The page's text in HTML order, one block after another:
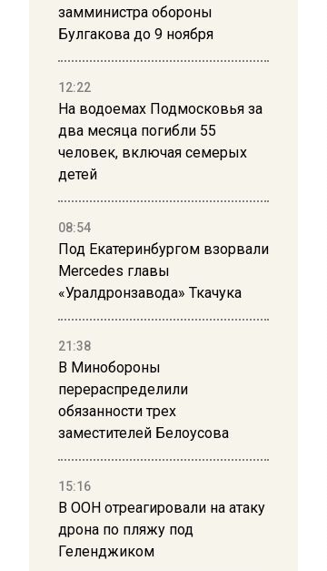
замминистра обороны
Булгакова до 9 ноября
12:22
На водоемах Подмосковья за
два месяца погибли 55
человек, включая семерых
детей
08:54
Под Екатеринбургом взорвали
Mercedes главы
«Уралдронзавода» Ткачука
21:38
В Минобороны
перераспределили
обязанности трех
заместителей Белоусова
15:16
В ООН отреагировали на атаку
дрона по пляжу под
Геленджиком